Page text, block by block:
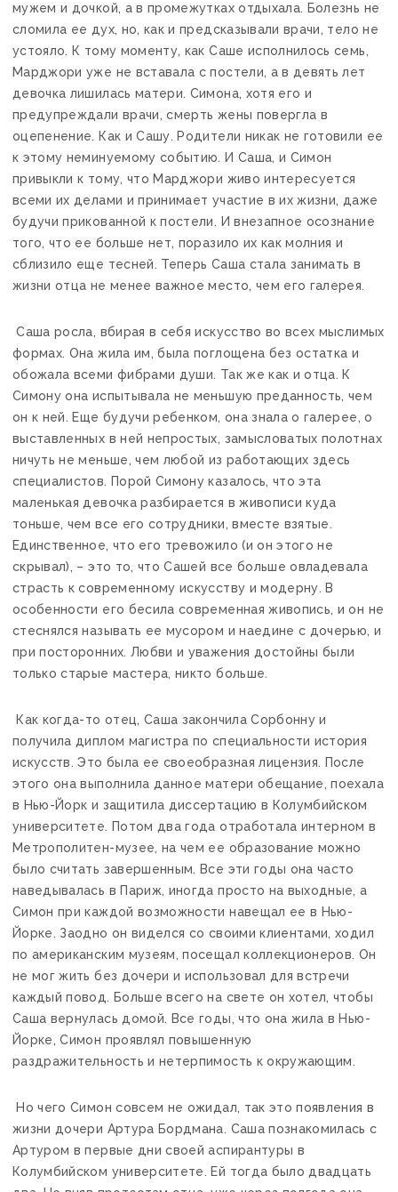
мужем и дочкой, а в промежутках отдыхала. Болезнь не
сломила ее дух, но, как и предсказывали врачи, тело не
устояло. К тому моменту, как Саше исполнилось семь,
Марджори уже не вставала с постели, а в девять лет
девочка лишилась матери. Симона, хотя его и
предупреждали врачи, смерть жены повергла в
оцепенение. Как и Сашу. Родители никак не готовили ее
к этому неминуемому событию. И Саша, и Симон
привыкли к тому, что Марджори живо интересуется
всеми их делами и принимает участие в их жизни, даже
будучи прикованной к постели. И внезапное осознание
того, что ее больше нет, поразило их как молния и
сблизило еще тесней. Теперь Саша стала занимать в
жизни отца не менее важное место, чем его галерея.
Саша росла, вбирая в себя искусство во всех мыслимых
формах. Она жила им, была поглощена без остатка и
обожала всеми фибрами души. Так же как и отца. К
Симону она испытывала не меньшую преданность, чем
он к ней. Еще будучи ребенком, она знала о галерее, о
выставленных в ней непростых, замысловатых полотнах
ничуть не меньше, чем любой из работающих здесь
специалистов. Порой Симону казалось, что эта
маленькая девочка разбирается в живописи куда
тоньше, чем все его сотрудники, вместе взятые.
Единственное, что его тревожило (и он этого не
скрывал), – это то, что Сашей все больше овладевала
страсть к современному искусству и модерну. В
особенности его бесила современная живопись, и он не
стеснялся называть ее мусором и наедине с дочерью, и
при посторонних. Любви и уважения достойны были
только старые мастера, никто больше.
Как когда-то отец, Саша закончила Сорбонну и
получила диплом магистра по специальности история
искусств. Это была ее своеобразная лицензия. После
этого она выполнила данное матери обещание, поехала
в Нью-Йорк и защитила диссертацию в Колумбийском
университете. Потом два года отработала интерном в
Метрополитен-музее, на чем ее образование можно
было считать завершенным. Все эти годы она часто
наведывалась в Париж, иногда просто на выходные, а
Симон при каждой возможности навещал ее в Нью-
Йорке. Заодно он виделся со своими клиентами, ходил
по американским музеям, посещал коллекционеров. Он
не мог жить без дочери и использовал для встречи
каждый повод. Больше всего на свете он хотел, чтобы
Саша вернулась домой. Все годы, что она жила в Нью-
Йорке, Симон проявлял повышенную
раздражительность и нетерпимость к окружающим.
Но чего Симон совсем не ожидал, так это появления в
жизни дочери Артура Бордмана. Саша познакомилась с
Артуром в первые дни своей аспирантуры в
Колумбийском университете. Ей тогда было двадцать